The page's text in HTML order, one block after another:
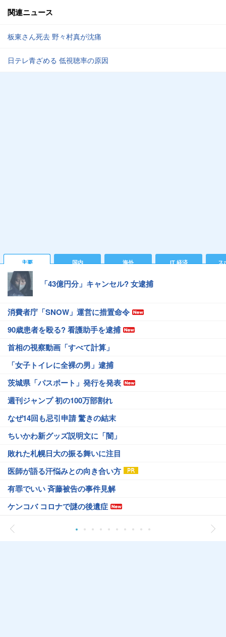
関連ニュース
板東さん死去 野々村真が沈痛
日テレ青ざめる 低視聴率の原因
主要 国内 海外 IT 経済 ス
「43億円分」キャンセル? 女逮捕
消費者庁「SNOW」運営に措置命令
90歳患者を殴る? 看護助手を逮捕
首相の視察動画「すべて計算」
「女子トイレに全裸の男」逮捕
茨城県「パスポート」発行を発表
週刊ジャンプ 初の100万部割れ
なぜ14回も忌引申請 驚きの結末
ちいかわ新グッズ説明文に「闇」
敗れた札幌日大の振る舞いに注目
医師が語る汗悩みとの向き合い方
有罪でいい 斉藤被告の事件見解
ケンコバ コロナで謎の後遺症